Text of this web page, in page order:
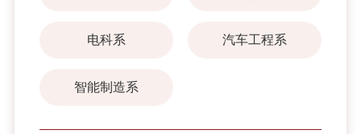
电科系 汽车工程系
智能制造系